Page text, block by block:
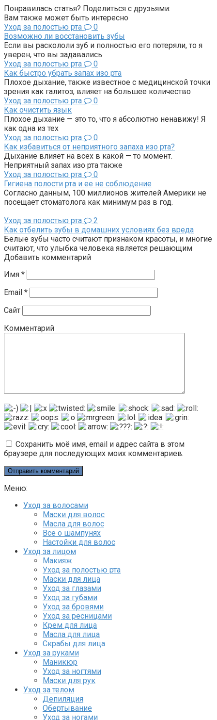
Понравилась статья? Поделиться с друзьями:
Вам также может быть интересно
Уход за полостью рта
0
Возможно ли восстановить зубы
Если вы раскололи зуб и полностью его потеряли, то я
уверен, что вы задавались
Уход за полостью рта
0
Как быстро убрать запах изо рта
Плохое дыхание, также известное с медицинской точки
зрения как галитоз, влияет на большее количество
Уход за полостью рта
0
Как очистить язык
Плохое дыхание — это то, что я абсолютно ненавижу! Я
как одна из тех
Уход за полостью рта
0
Как избавиться от неприятного запаха изо рта?
Дыхание влияет на всех в какой — то момент.
Неприятный запах изо рта также
Уход за полостью рта
0
Гигиена полости рта и ее не соблюдение
Согласно данным, 100 миллионов жителей Америки не
посещает стоматолога как минимум раз в год.
Уход за полостью рта
2
Как отбелить зубы в домашних условиях без вреда
Белые зубы часто считают признаком красоты, и многие
считают, что улыбка человека является решающим
Добавить комментарий
Имя *
Email *
Сайт
Комментарий
Сохранить моё имя, email и адрес сайта в этом
браузере для последующих моих комментариев.
Меню:
Уход за волосами
Маски для волос
Масла для волос
Все о шампунях
Настойки для волос
Уход за лицом
Макияж
Уход за полостью рта
Маски для лица
Уход за глазами
Уход за губами
Уход за бровями
Уход за ресницами
Крем для лица
Масла для лица
Скрабы для лица
Уход за руками
Маникюр
Уход за ногтями
Маски для рук
Уход за телом
Депиляция
Обертывание
Уход за ногами